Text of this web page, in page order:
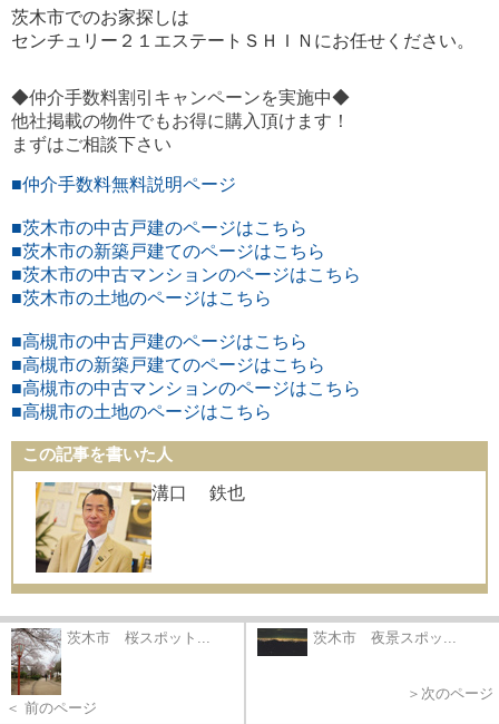
茨木市でのお家探しは
センチュリー２１エステートＳＨＩＮにお任せください。
◆仲介手数料割引キャンペーンを実施中◆
他社掲載の物件でもお得に購入頂けます！
まずはご相談下さい
■仲介手数料無料説明ページ
■茨木市の中古戸建のページはこちら
■茨木市の新築戸建てのページはこちら
■茨木市の中古マンションのページはこちら
■茨木市の土地のページはこちら
■高槻市の中古戸建のページはこちら
■高槻市の新築戸建てのページはこちら
■高槻市の中古マンションのページはこちら
■高槻市の土地のページはこちら
この記事を書いた人
溝口 鉄也
茨木市 桜スポット...
＜ 前のページ
茨木市 夜景スポッ...
＞次のページ